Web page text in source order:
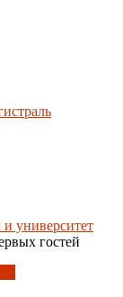
университет
гостей